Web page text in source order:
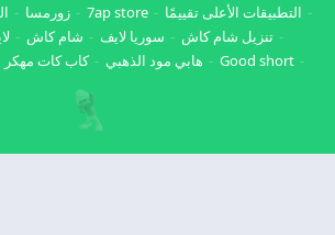
التطبيقات الأعلى تقييمًا
7ap store زورمسا
تنزيل شام كاش
سوريا لايف شام كاش
Good short
هابي مود الذهبي كاب كات مهكر